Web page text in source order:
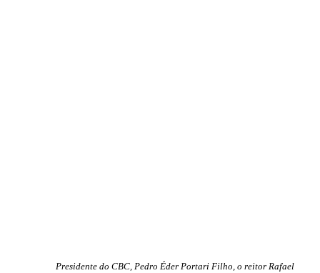
Presidente do CBC, Pedro Éder Portari Filho, o reitor Rafael